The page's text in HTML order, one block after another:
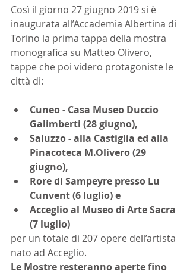
Così il giorno 27 giugno 2019 si è
inaugurata all’Accademia Albertina di
Torino la prima tappa della mostra
monografica su Matteo Olivero,
tappe che poi videro protagoniste le
città di:
Cuneo - Casa Museo Duccio
Galimberti (28 giugno),
Saluzzo - alla Castiglia ed alla
Pinacoteca M.Olivero (29
giugno),
Rore di Sampeyre presso Lu
Cunvent (6 luglio) e
Acceglio al Museo di Arte Sacra
(7 luglio)
per un totale di 207 opere dell’artista
nato ad Acceglio.
Le Mostre resteranno aperte fino